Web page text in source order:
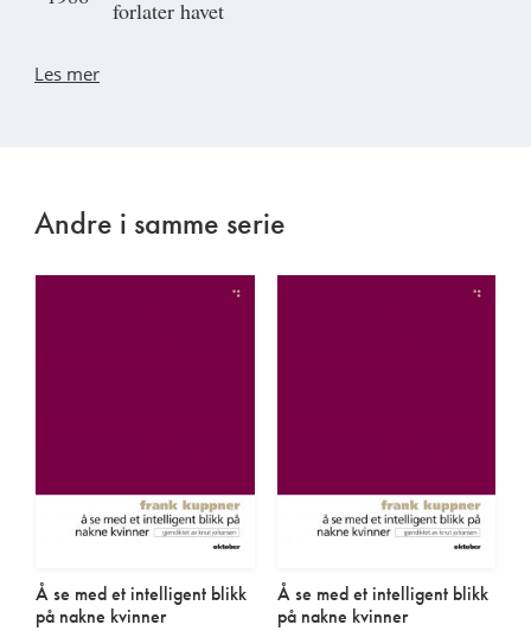
forlater havet
Les mer
Andre i samme serie
Å se med et intelligent blikk
på nakne kvinner
Å se med et intelligent blikk
på nakne kvinner